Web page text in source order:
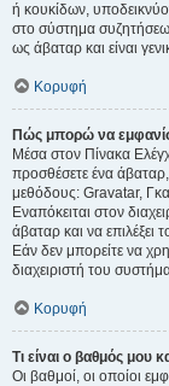
ή κουκίδων,
στο σύστημα
ως άβαταρ και είναι
Κορυφή
Πώς μπορώ να
Μέσα στον Πίνακα
προσθέσετε ένα
μεθόδους: Gravatar,
Εναπόκειται στον
άβαταρ και να επιλέξει
Εάν δεν μπορείτε να
διαχειριστή του
Κορυφή
Τι είναι ο βαθμός
Οι βαθμοί, οι οποίοι